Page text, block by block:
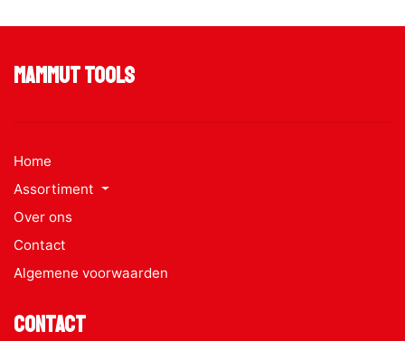
Mammut Tools
Home
Assortiment
Over ons
Contact
Algemene voorwaarden
Contact